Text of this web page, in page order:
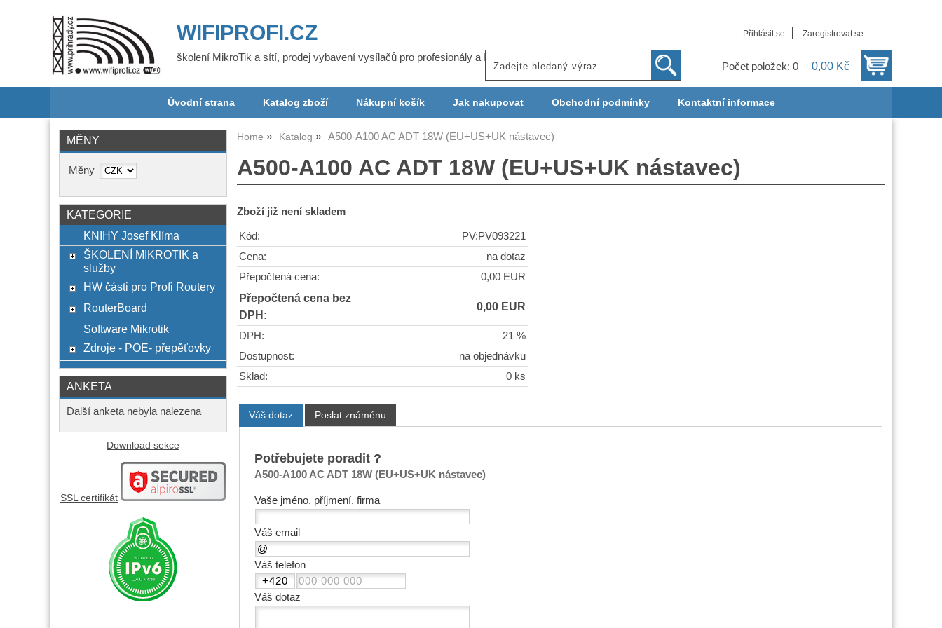
Přihlásit se Zaregistrovat se
Počet položek: 0 0,00 Kč
WIFIPROFI.CZ
školení MikroTik a sítí, prodej vybavení vysílačů pro profesionály a ISP
Úvodní strana Katalog zboží Nákupní košík Jak nakupovat Obchodní podmínky Kontaktní informace
Home Katalog A500-A100 AC ADT 18W (EU+US+UK nástavec)
A500-A100 AC ADT 18W (EU+US+UK nástavec)
Zboží již není skladem
Kód:
PV:PV093221
Cena:
na dotaz
Přepočtená cena:
0,00 EUR
Přepočtená cena bez
DPH:
0,00 EUR
DPH:
21 %
Dostupnost:
na objednávku
Sklad:
0 ks
Váš dotaz Poslat známénu
Potřebujete poradit ?
A500-A100 AC ADT 18W (EU+US+UK nástavec)
Vaše jméno, příjmení, firma
Váš email
Váš telefon
Váš dotaz
MĚNY
Měny
KATEGORIE
KNIHY Josef Klíma
ŠKOLENÍ MIKROTIK a
služby
HW části pro Profi Routery
RouterBoard
Software Mikrotik
Zdroje - POE- přepěťovky
ANKETA
Další anketa nebyla nalezena
Download sekce
SSL certifikát